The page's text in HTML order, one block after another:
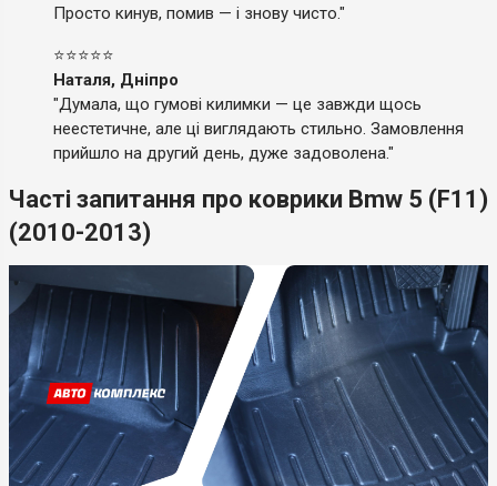
Просто кинув, помив — і знову чисто."
⭐⭐⭐⭐⭐
Наталя, Дніпро
"Думала, що гумові килимки — це завжди щось
неестетичне, але ці виглядають стильно. Замовлення
прийшло на другий день, дуже задоволена."
Часті запитання про коврики Bmw 5 (F11)
(2010-2013)